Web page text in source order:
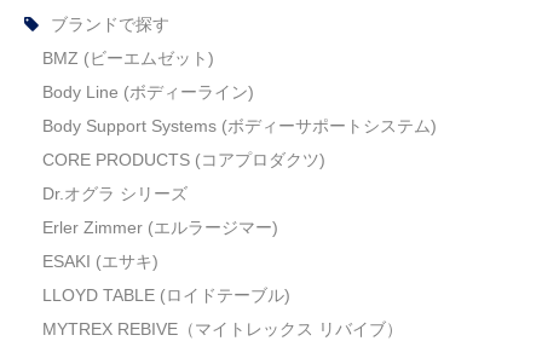
LLOYD TABLE (ロイドテーブル)
Therapeutica (セラピューティカ)
Erler Zimmer (エルラージマー)
SEROLA BIOMECHANICS (セローラ バイオメカニクス)
BMZ (ビーエムゼット)
Body Line (ボディーライン)
ブランドで探す
BMZ (ビーエムゼット)
Body Line (ボディーライン)
Body Support Systems (ボディーサポートシステム)
CORE PRODUCTS (コアプロダクツ)
Dr.オグラ シリーズ
Erler Zimmer (エルラージマー)
ESAKI (エサキ)
LLOYD TABLE (ロイドテーブル)
MYTREX REBIVE（マイトレックス リバイブ）